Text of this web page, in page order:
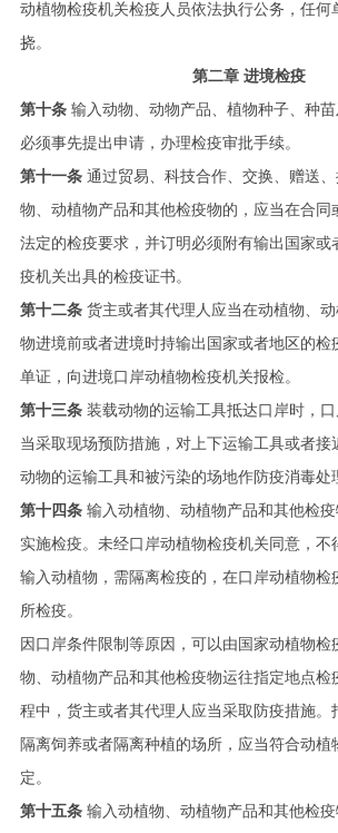
动植物检疫机关检疫人员依法执行公务，任何
挠。
第二章 进境检疫
第十条 输入动物、动物产品、植物种子、种苗
必须事先提出申请，办理检疫审批手续。
第十一条 通过贸易、科技合作、交换、赠送
物、动植物产品和其他检疫物的，应当在合同
法定的检疫要求，并订明必须附有输出国家或
疫机关出具的检疫证书。
第十二条 货主或者其代理人应当在动植物、
物进境前或者进境时持输出国家或者地区的检
单证，向进境口岸动植物检疫机关报检。
第十三条 装载动物的运输工具抵达口岸时，
当采取现场预防措施，对上下运输工具或者接
动物的运输工具和被污染的场地作防疫消毒处
第十四条 输入动植物、动植物产品和其他检
实施检疫。未经口岸动植物检疫机关同意，不
输入动植物，需隔离检疫的，在口岸动植物检
所检疫。
因口岸条件限制等原因，可以由国家动植物检
物、动植物产品和其他检疫物运往指定地点检
程中，货主或者其代理人应当采取防疫措施。
隔离饲养或者隔离种植的场所，应当符合动植
定。
第十五条 输入动植物、动植物产品和其他检疫